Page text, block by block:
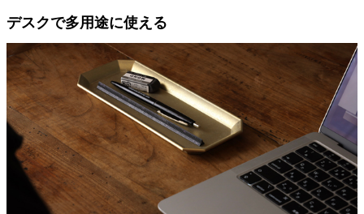
デスクで多用途に使える